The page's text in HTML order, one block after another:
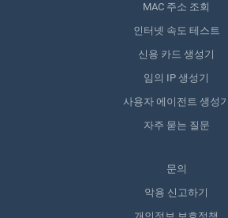
MAC 주소 조회
인터넷 속도 테스트
신용 카드 생성기
임의 IP 생성기
사용자 에이전트 생성기
자주 묻는 질문
문의
악용 신고하기